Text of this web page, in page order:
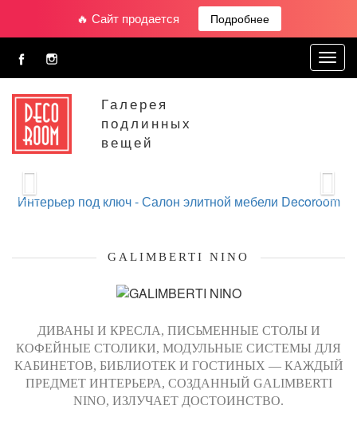
🔥 Сайт продается Подробнее
Галерея
подлинных
вещей
Интерьер под ключ -Салон элитной мебели Decoroom
GALIMBERTI NINO
ДИВАНЫ И КРЕСЛА, ПИСЬМЕННЫЕ СТОЛЫ И
КОФЕЙНЫЕ СТОЛИКИ, МОДУЛЬНЫЕ СИСТЕМЫ ДЛЯ
КАБИНЕТОВ, БИБЛИОТЕК И ГОСТИНЫХ — КАЖДЫЙ
ПРЕДМЕТ ИНТЕРЬЕРА, СОЗДАННЫЙ GALIMBERTI
NINO, ИЗЛУЧАЕТ ДОСТОИНСТВО.